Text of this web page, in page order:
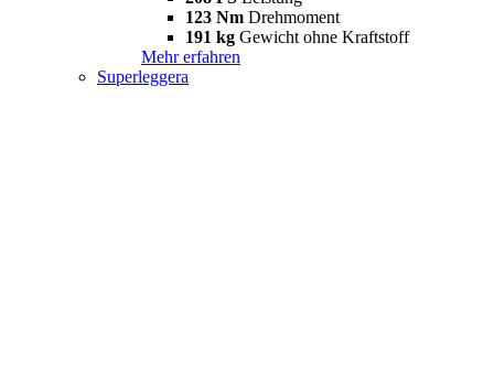
123 Nm Drehmoment
191 kg Gewicht ohne Kraftstoff
Mehr erfahren
Superleggera